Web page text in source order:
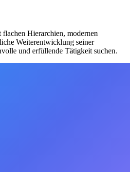
Hierarchien, modernen
Weiterentwicklung seiner
und erfüllende Tätigkeit suchen.